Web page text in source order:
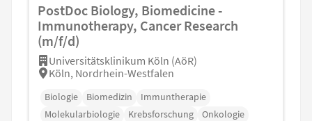
PostDoc Biology, Biomedicine -
Immunotherapy, Cancer Research
(m/f/d)
Universitätsklinikum Köln (AöR)
Köln, Nordrhein-Westfalen
Biologie Biomedizin
Immuntherapie
Molekularbiologie
Krebsforschung
Onkologie